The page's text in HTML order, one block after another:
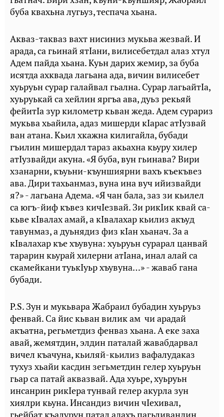
буба квахьна лугьуз, теспача хьана.
Акваз-такваз вахт нисиниз мукьва жезвай. И
арада, са гьинай ятIани, вилисебетдал алаз хтул
Адем пайда хьана. Куьн дарих жемир, за буба
исятда ахквада лагьана ада, вичин вилисебет
хуьруьн сурар галайвал гьална. Сурар лагьайтIа,
хуьруькай са хейлин яргъа ава, дуьз рекьяй
фейитIа зур километр кьван жеда. Адем сурариз
мукьва хьайила, адаз мишерди кIарас атIузвай
ван атана. Кьил хкажна килигайла, бубади
гъилин мишердал тараз акьахна кьуру хилер
атIузвайди акуна. «Я буба, вун гьинава? Вири
хзанарни, къуьни-къуншиярни вахъ къекъвез
ава. Дири тахьанмаз, вуна ина вуч ийизвайди
я?» - лагьана Адема. «Я чан бала, заз зи кьилел
са югъ-йиф къвез кичIезвай. Зи рикIик квай са-
кьве кIвалах амай, а кIвалахар кьилиз акъуд
тавунмаз, а дуьнядиз физ кIан хьанач. За а
кIвалахар къе хъувуна: хуьруьн сурарал цанвай
тарарин кьурай хилерни атIана, инал алай са
скамейкани туькIуьр хъувуна…» - жаваб гана
бубади.
P.S. Зун и мукьвара Жабраил бубадин хуьруьз
фенвай. Са йис кьван вилик ам чи арадай
акъатна, регьметдиз фенваз хьана. А еке заха
авай, жемятдин, элдин паталай жавабдарвал
вичел къачуна, кьиляй-кьилиз вафалудаказ
тухуз хьайи касдин зегьметдин гелер хуьруьн
гьар са патай аквазвай. Ада хуьре, хуьруьн
инсанрин рикIера тунвай гелер акурла зун
хиялри кьуна. Инсандиз вичин чIехивал,